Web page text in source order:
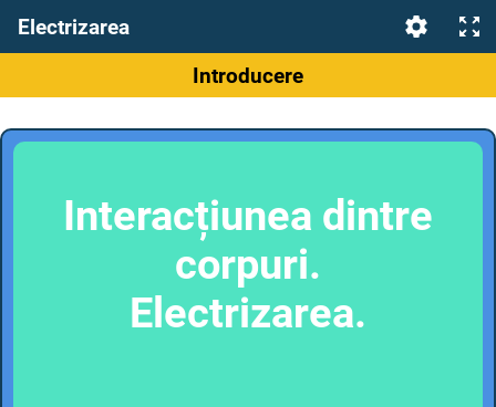
Electrizarea
Introducere
Interacțiunea dintre
corpuri.
Electrizarea.